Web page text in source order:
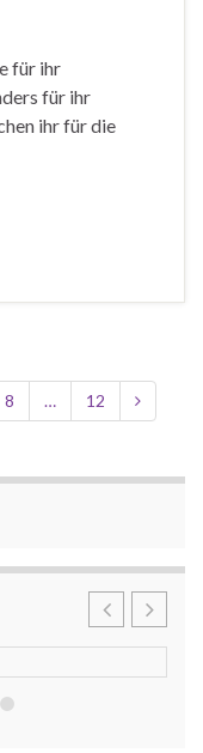
für ihr
für ihr
ihr für die
8 … 12